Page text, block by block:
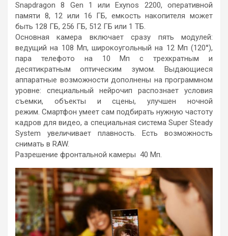
Snapdragon 8 Gen 1 или Exynos 2200, оперативной
памяти 8, 12 или 16 ГБ, емкость накопителя может
быть 128 ГБ, 256 ГБ, 512 ГБ или 1 ТБ.
Основная камера включает сразу пять модулей:
ведущий на 108 Мп, широкоугольный на 12 Мп (120°),
пара телефото на 10 Мп с трехкратным и
десятикратным оптическим зумом. Выдающиеся
аппаратные возможности дополнены на программном
уровне: специальный нейрочип распознает условия
съемки, объекты и сцены, улучшен ночной
режим. Смартфон умеет сам подбирать нужную частоту
кадров для видео, а специальная система Super Steady
System увеличивает плавность. Есть возможность
снимать в RAW.
Разрешение фронтальной камеры 40 Мп.